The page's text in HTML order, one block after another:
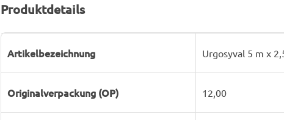
Produktdetails
Artikelbezeichnung Urgosyval 5 m x
Originalverpackung (OP) 12,00